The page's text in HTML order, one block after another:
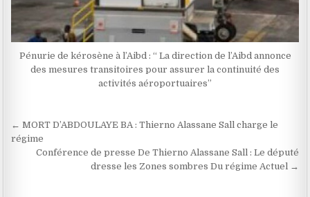
Pénurie de kérosène à l’Aibd : “ La direction de l’Aibd annonce
des mesures transitoires pour assurer la continuité des
activités aéroportuaires”
Navigation
de
← MORT D’ABDOULAYE BA : Thierno Alassane Sall charge le
régime
Conférence de presse De Thierno Alassane Sall : Le député
dresse les Zones sombres Du régime Actuel →